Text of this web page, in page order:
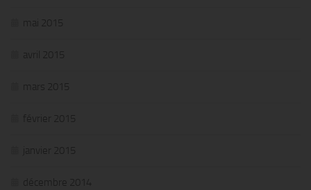
mai 2015
avril 2015
mars 2015
février 2015
janvier 2015
décembre 2014